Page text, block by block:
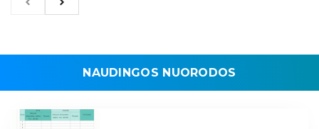
NAUDINGOS NUORODOS